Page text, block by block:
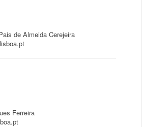
de Almeida Cerejeira
Ferreira